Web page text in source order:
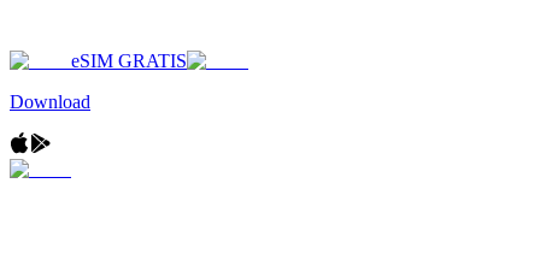
eSIM GRATIS
Download